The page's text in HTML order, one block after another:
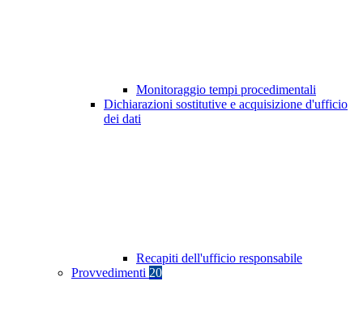
Monitoraggio tempi procedimentali
Dichiarazioni sostitutive e acquisizione d'ufficio
dei dati
Recapiti dell'ufficio responsabile
Provvedimenti 20